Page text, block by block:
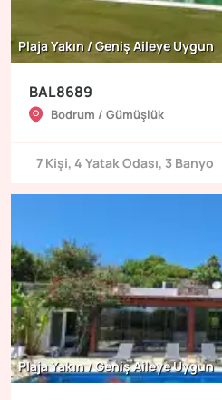
Plaja Yakın / Geniş Aileye Uygun
BAL8689
Bodrum / Gümüşlük
7 Kişi, 4 Yatak Odası, 3 Banyo
Plaja Yakın / Geniş Aileye Uygun